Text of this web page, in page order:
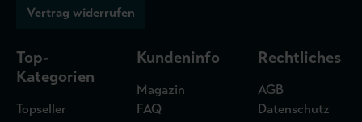
Vertrag widerrufen
Top-
Kategorien
Topseller
Kundeninfo
Magazin
FAQ
Rechtliches
AGB
Datenschutz